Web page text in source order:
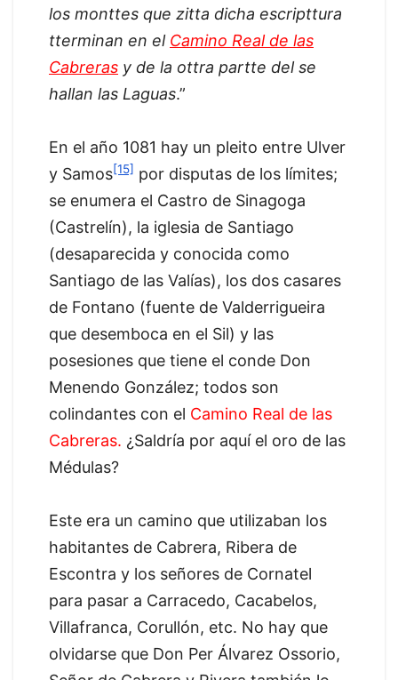
los monttes que zitta dicha escripttura
tterminan en el Camino Real de las
Cabreras y de la ottra partte del se
hallan las Laguas.”
En el año 1081 hay un pleito entre Ulver
y Samos[15] por disputas de los límites;
se enumera el Castro de Sinagoga
(Castrelín), la iglesia de Santiago
(desaparecida y conocida como
Santiago de las Valías), los dos casares
de Fontano (fuente de Valderrigueira
que desemboca en el Sil) y las
posesiones que tiene el conde Don
Menendo González; todos son
colindantes con el Camino Real de las
Cabreras. ¿Saldría por aquí el oro de las
Médulas?
Este era un camino que utilizaban los
habitantes de Cabrera, Ribera de
Escontra y los señores de Cornatel
para pasar a Carracedo, Cacabelos,
Villafranca, Corullón, etc. No hay que
olvidarse que Don Per Álvarez Ossorio,